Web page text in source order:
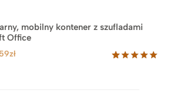
mobilny kontener z szufladami
Office
zł